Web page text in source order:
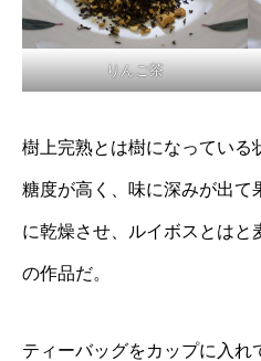
りんご茶
樹上完熟とは樹になっている
糖度が高く、味に深みが出て
に乾燥させ、ルイボスとはと
の作品だ。
ティーバッグをカップに入れ